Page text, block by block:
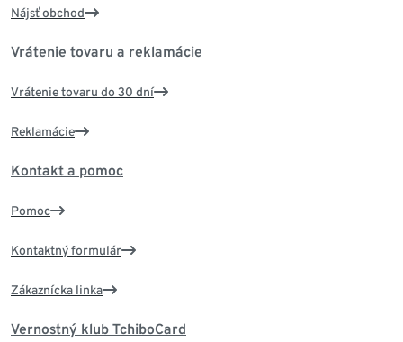
Nájsť obchod
Vrátenie tovaru a reklamácie
Vrátenie tovaru do 30 dní
Reklamácie
Kontakt a pomoc
Pomoc
Kontaktný formulár
Zákaznícka linka
Vernostný klub TchiboCard